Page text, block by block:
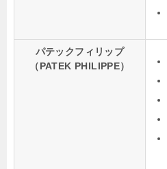
パテックフィリップ
（PATEK PHILIPPE）